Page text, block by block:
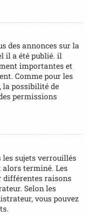
des annonces sur la
il a été publié. il
importantes et
Comme pour les
la possibilité de
permissions
les sujets verrouillés
alors terminé. Les
différentes raisons
Selon les
vous pouvez